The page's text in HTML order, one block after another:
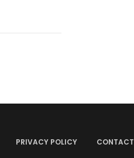
PRIVACY POLICY CONTACT